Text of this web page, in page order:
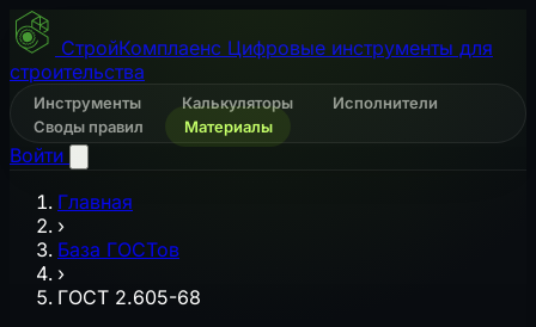
СтройКомплаенс Цифровые инструменты для
строительства
Инструменты Калькуляторы
Исполнители
Своды правил
Материалы
Войти
Главная
›
База ГОСТов
›
ГОСТ 2.605-68